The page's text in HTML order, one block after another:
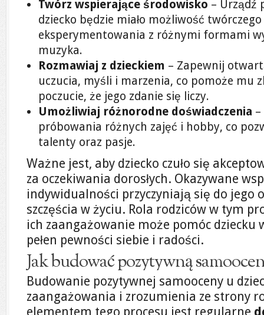
Twórz wspierające środowisko – Urządź
dziecko będzie miało możliwość twórczego
eksperymentowania z różnymi formami
muzyka.
Rozmawiaj z dzieckiem – Zapewnij
uczucia, myśli i marzenia, co pomoże mu
poczucie, że jego zdanie się liczy.
Umożliwiaj różnorodne doświadczenia
próbowania różnych zajęć i hobby, co
talenty oraz pasje.
Ważne jest, aby dziecko czuło się
za oczekiwania dorosłych. Okazywane
indywidualności przyczyniają się do jego
szczęścia w życiu. Rola rodziców w tym
ich zaangażowanie może pomóc dziecku
pełen pewności siebie i radości.
Jak budować pozytywną
Budowanie pozytywnej samooceny u
zaangażowania i zrozumienia ze strony
elementem tego procesu jest regularne